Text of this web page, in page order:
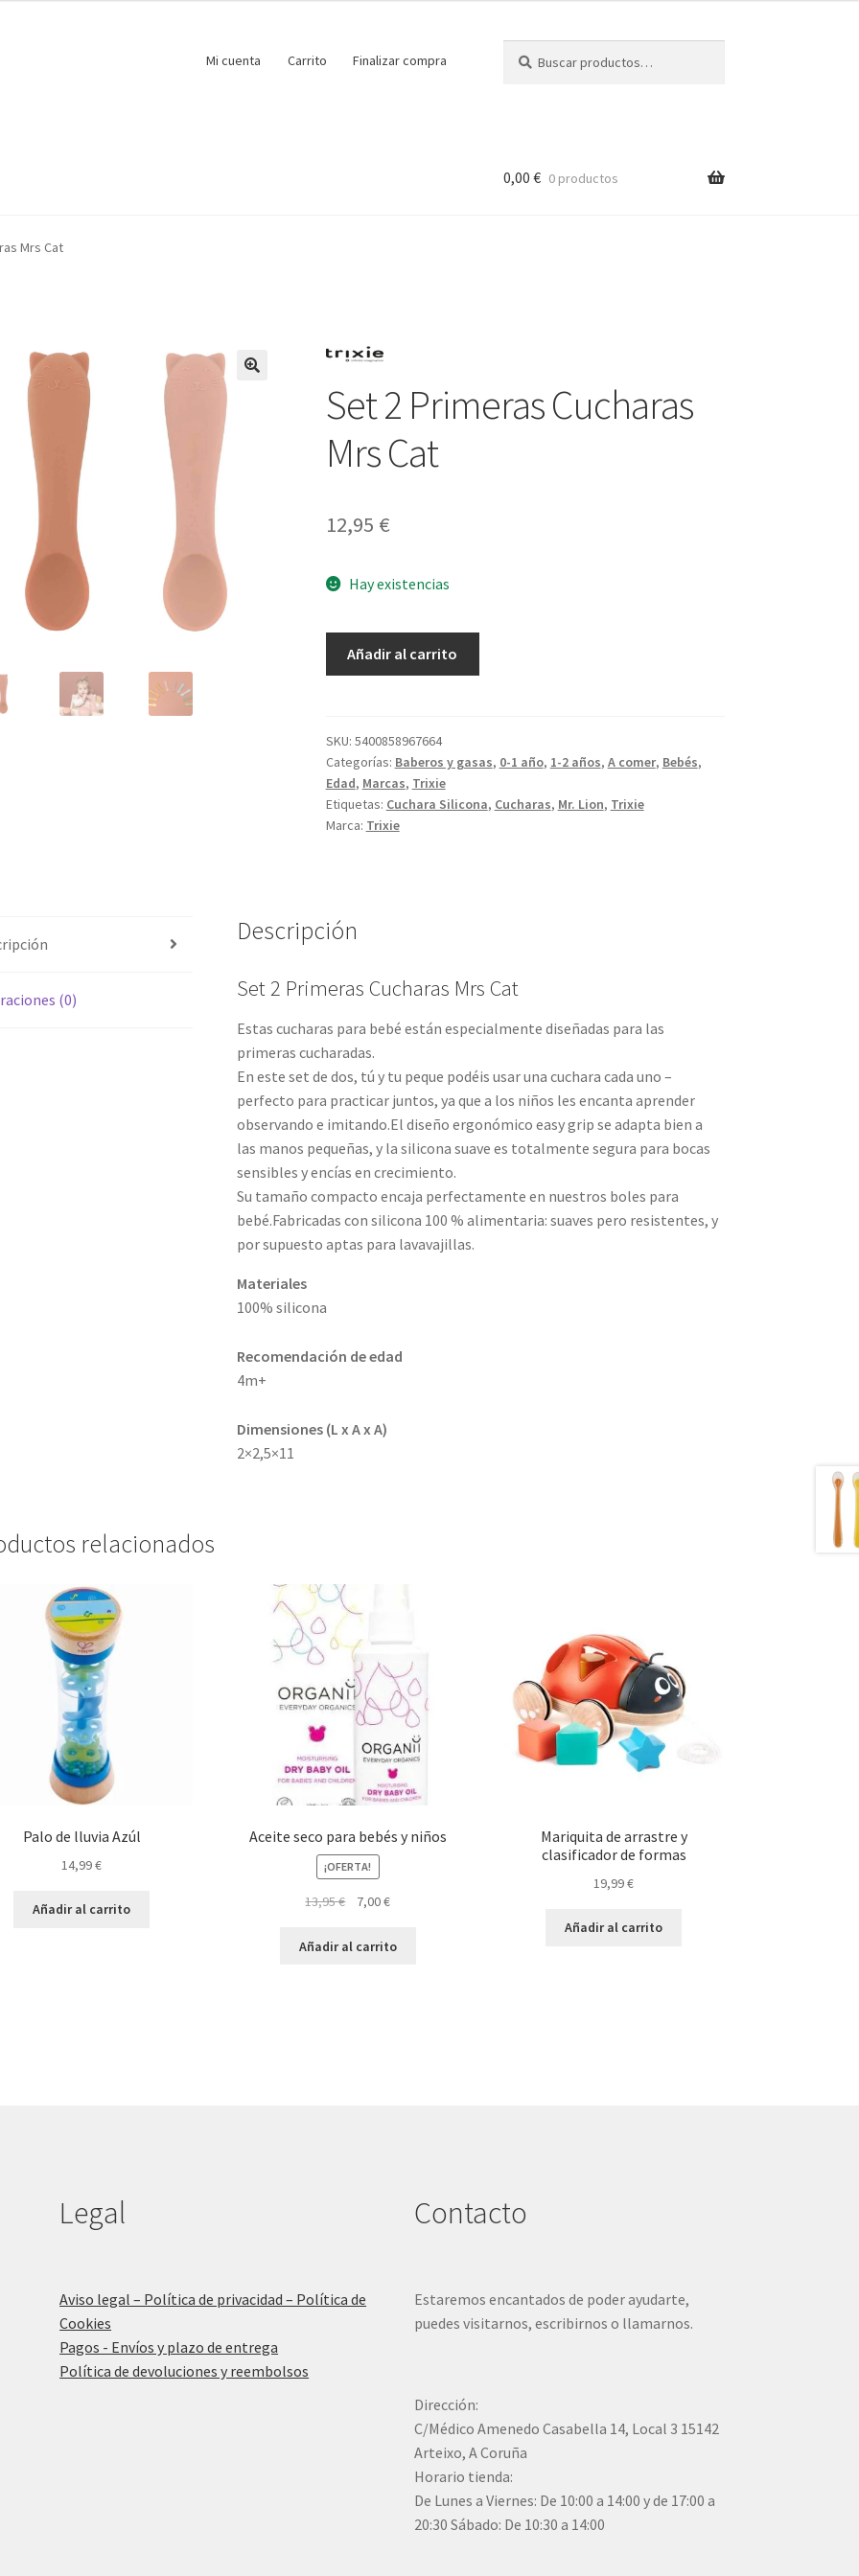
Mi cuenta Carrito Finalizar compra
por:
0,00 € 0 productos
Mrs Cat
Set 2 Primeras Cucharas
Mrs Cat
12,95 €
Hay existencias
Mrs
Cat
cantidad
Añadir al carrito
SKU: 5400858967664
Categorías: Baberos y gasas, 0-1 año, 1-2 años, A comer, Bebés,
Edad, Marcas, Trixie
Etiquetas: Cuchara Silicona, Cucharas, Mr. Lion, Trixie
Marca: Trixie
(0)
Descripción
Set 2 Primeras Cucharas Mrs Cat
Estas cucharas para bebé están especialmente diseñadas para las
primeras cucharadas.
En este set de dos, tú y tu peque podéis usar una cuchara cada uno –
perfecto para practicar juntos, ya que a los niños les encanta aprender
observando e imitando.El diseño ergonómico easy grip se adapta bien a
las manos pequeñas, y la silicona suave es totalmente segura para bocas
sensibles y encías en crecimiento.
Su tamaño compacto encaja perfectamente en nuestros boles para
bebé.Fabricadas con silicona 100 % alimentaria: suaves pero resistentes, y
por supuesto aptas para lavavajillas.
Materiales
100% silicona
Recomendación de edad
4m+
Dimensiones (L x A x A)
2×2,5×11
relacionados
Palo de lluvia Azúl
14,99€
Añadir al carrito
Aceite seco para bebés y niños
¡OFERTA!
13,95€
original
7,00€El
actual
Añadir al carrito
Mariquita de arrastre y
clasificador de formas
19,99€
Añadir al carrito
Legal
Aviso legal – Política de privacidad – Política de
Cookies
Pagos - Envíos y plazo de entrega
Política de devoluciones y reembolsos
Contacto
Estaremos encantados de poder ayudarte,
puedes visitarnos, escribirnos o llamarnos.
Dirección:
C/Médico Amenedo Casabella 14, Local 3 15142
Arteixo, A Coruña
Horario tienda:
De Lunes a Viernes: De 10:00 a 14:00 y de 17:00 a
20:30 Sábado: De 10:30 a 14:00